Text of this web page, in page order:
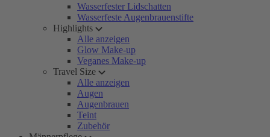
Wasserfester Lidschatten
Wasserfeste Augenbrauenstifte
Highlights
Alle anzeigen
Glow Make-up
Veganes Make-up
Travel Size
Alle anzeigen
Augen
Augenbrauen
Teint
Zubehör